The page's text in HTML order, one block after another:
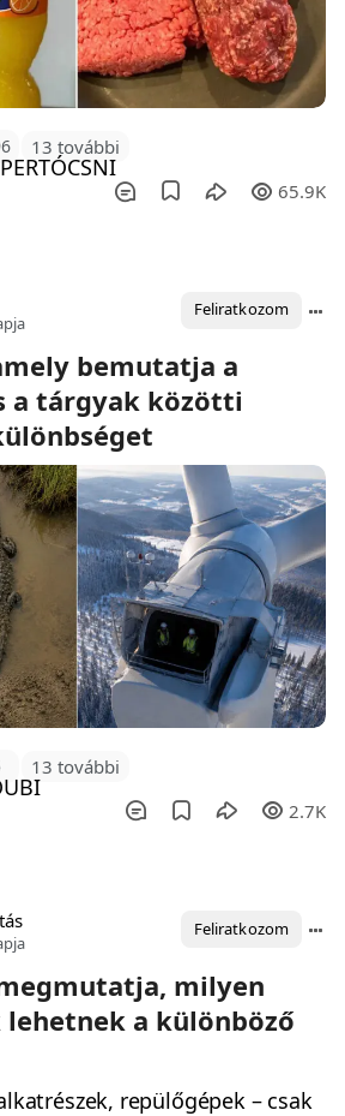
13 további
65.9K
Feliratkozom
bemutatja a
a tárgyak közötti
13 további
2.7K
Feliratkozom
milyen
a különböző
repülőgépek – csak